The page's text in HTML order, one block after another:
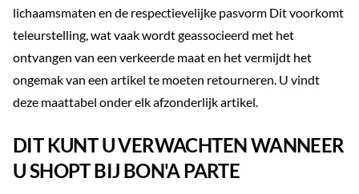
lichaamsmaten en de respectievelijke pasvorm Dit voorkomt
teleurstelling, wat vaak wordt geassocieerd met het
ontvangen van een verkeerde maat en het vermijdt het
ongemak van een artikel te moeten retourneren. U vindt
deze maattabel onder elk afzonderlijk artikel.
DIT KUNT U VERWACHTEN WANNEER
U SHOPT BIJ BON'A PARTE